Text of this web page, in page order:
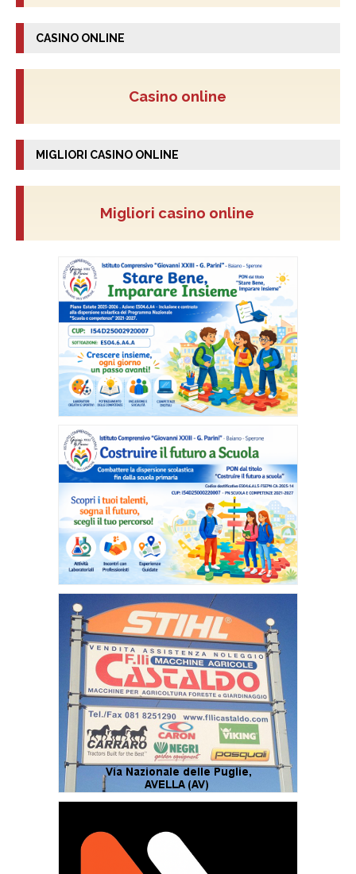
CASINO ONLINE
Casino online
MIGLIORI CASINO ONLINE
Migliori casino online